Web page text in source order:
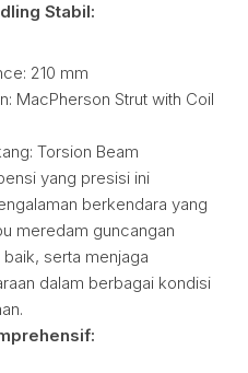
Stabil:
210 mm
MacPherson Strut with Coil
Torsion Beam
yang presisi ini
berkendara yang
meredam guncangan
baik, serta menjaga
dalam berbagai kondisi